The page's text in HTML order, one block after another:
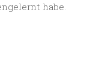
habe.